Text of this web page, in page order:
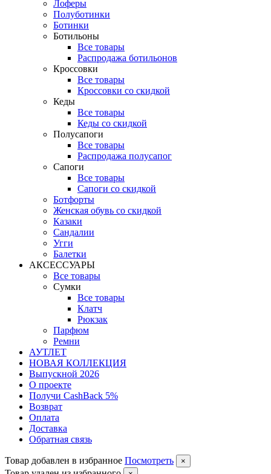
Лоферы
Полуботинки
Ботинки
Ботильоны
Все товары
Распродажа ботильонов
Кроссовки
Все товары
Кроссовки со скидкой
Кеды
Все товары
Кеды со скидкой
Полусапоги
Все товары
Распродажа полусапог
Сапоги
Все товары
Сапоги со скидкой
Ботфорты
Женская обувь со скидкой
Казаки
Сандалии
Угги
Балетки
АКСЕССУАРЫ
Все товары
Сумки
Все товары
Клатч
Рюкзак
Парфюм
Ремни
АУТЛЕТ
НОВАЯ КОЛЛЕКЦИЯ
Выпускной 2026
О проекте
Получи CashBack 5%
Возврат
Оплата
Доставка
Обратная связь
Товар добавлен в избранное Посмотреть ×